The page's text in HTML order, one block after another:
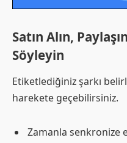
Satın Alın,
Söyleyin
Etiketlediğiniz şarkı
harekete geçebilirsiniz.
Zamanla senkronize